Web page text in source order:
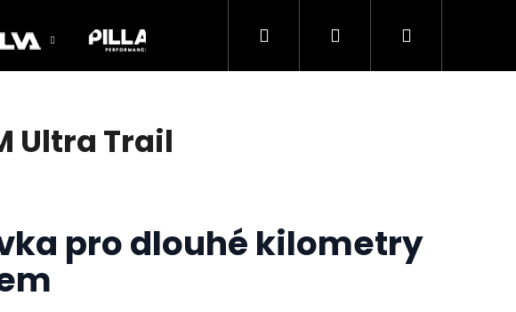
Hledat PřihlášeníNákupní
Ultra Trail
pro dlouhé kilometry